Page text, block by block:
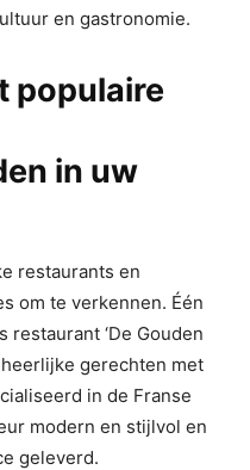
en gastronomie.
populaire
in uw
restaurants en
om te verkennen. Één
‘De Gouden
gerechten met
in de Franse
modern en stijlvol en
geleverd.